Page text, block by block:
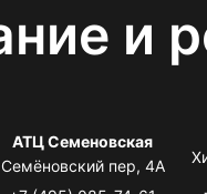
и
АТЦ Семеновская
Семёновский пер, 4А